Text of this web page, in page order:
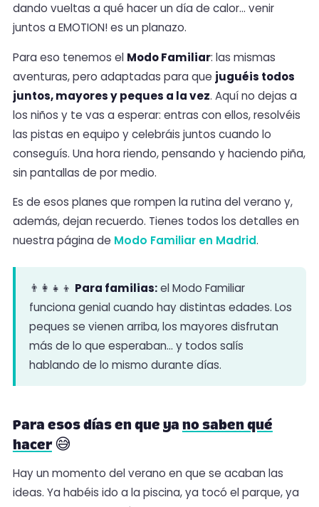
dando vueltas a qué hacer un día de calor… venir
juntos a EMOTION! es un planazo.
Para eso tenemos el Modo Familiar: las mismas
aventuras, pero adaptadas para que juguéis todos
juntos, mayores y peques a la vez. Aquí no dejas a
los niños y te vas a esperar: entras con ellos, resolvéis
las pistas en equipo y celebráis juntos cuando lo
conseguís. Una hora riendo, pensando y haciendo piña,
sin pantallas de por medio.
Es de esos planes que rompen la rutina del verano y,
además, dejan recuerdo. Tienes todos los detalles en
nuestra página de Modo Familiar en Madrid.
👨‍👩‍👧‍👦 Para familias:el Modo Familiar
funciona genial cuando hay distintas edades. Los
peques se vienen arriba, los mayores disfrutan
más de lo que esperaban… y todos salís
hablando de lo mismo durante días.
Para esos días en que yano saben qué
hacer😅
Hay un momento del verano en que se acaban las
ideas. Ya habéis ido a la piscina, ya tocó el parque, ya